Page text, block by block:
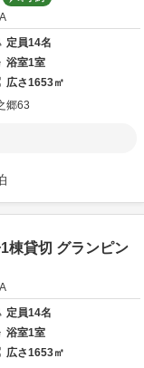
定員14名
浴室1室
広さ1653㎡
郷63
貸切 グランピン
定員14名
浴室1室
広さ1653㎡